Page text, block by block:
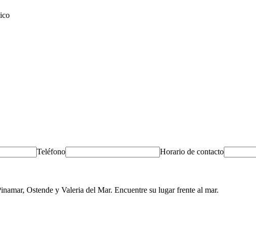
Teléfono Horario de contacto
Ostende y Valeria del Mar. Encuentre su lugar frente al mar.